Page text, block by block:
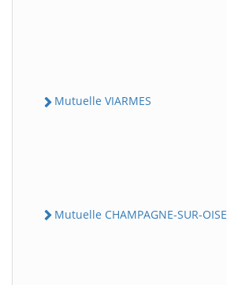
Mutuelle VIARMES
Mutuelle CHAMPAGNE-SUR-OISE